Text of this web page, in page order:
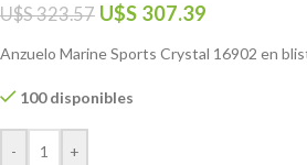
U$S323.57 U$S 307.39
Anzuelo Marine Sports Crystal 16902 en
100 disponibles
- +